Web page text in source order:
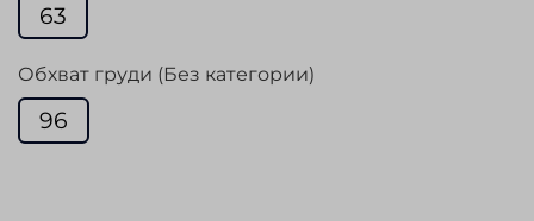
63
Обхват груди (Без категории)
96